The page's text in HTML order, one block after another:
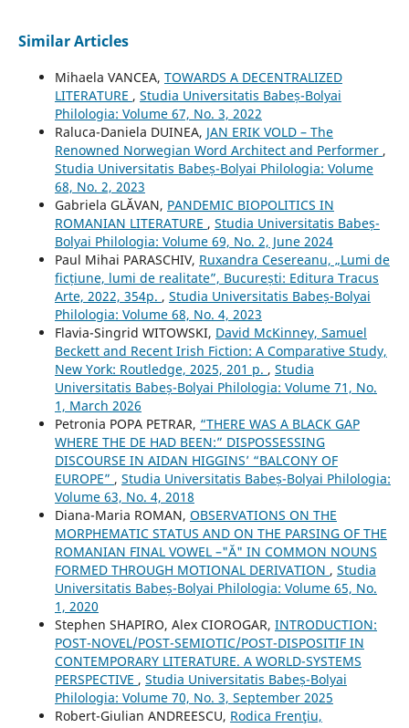
Similar Articles
Mihaela VANCEA, TOWARDS A DECENTRALIZED
LITERATURE , Studia Universitatis Babeș-Bolyai
Philologia: Volume 67, No. 3, 2022
Raluca-Daniela DUINEA, JAN ERIK VOLD – The
Renowned Norwegian Word Architect and Performer ,
Studia Universitatis Babeș-Bolyai Philologia: Volume
68, No. 2, 2023
Gabriela GLĂVAN, PANDEMIC BIOPOLITICS IN
ROMANIAN LITERATURE , Studia Universitatis Babeș-
Bolyai Philologia: Volume 69, No. 2, June 2024
Paul Mihai PARASCHIV, Ruxandra Cesereanu, „Lumi de
ficțiune, lumi de realitate”, București: Editura Tracus
Arte, 2022, 354p. , Studia Universitatis Babeș-Bolyai
Philologia: Volume 68, No. 4, 2023
Flavia-Singrid WITOWSKI, David McKinney, Samuel
Beckett and Recent Irish Fiction: A Comparative Study,
New York: Routledge, 2025, 201 p. , Studia
Universitatis Babeș-Bolyai Philologia: Volume 71, No.
1, March 2026
Petronia POPA PETRAR, “THERE WAS A BLACK GAP
WHERE THE DE HAD BEEN:” DISPOSSESSING
DISCOURSE IN AIDAN HIGGINS’ “BALCONY OF
EUROPE” , Studia Universitatis Babeș-Bolyai Philologia:
Volume 63, No. 4, 2018
Diana-Maria ROMAN, OBSERVATIONS ON THE
MORPHEMATIC STATUS AND ON THE PARSING OF THE
ROMANIAN FINAL VOWEL –"Ă" IN COMMON NOUNS
FORMED THROUGH MOTIONAL DERIVATION , Studia
Universitatis Babeș-Bolyai Philologia: Volume 65, No.
1, 2020
Stephen SHAPIRO, Alex CIOROGAR, INTRODUCTION:
POST-NOVEL/POST-SEMIOTIC/POST-DISPOSITIF IN
CONTEMPORARY LITERATURE. A WORLD-SYSTEMS
PERSPECTIVE , Studia Universitatis Babeș-Bolyai
Philologia: Volume 70, No. 3, September 2025
Robert-Giulian ANDREESCU, Rodica Frenţiu,